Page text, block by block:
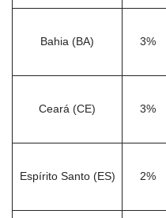
Bahia (BA) 3%
Ceará (CE) 3%
Espírito Santo (ES) 2%